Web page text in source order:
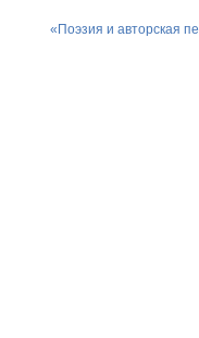
«Поэзия и авторская